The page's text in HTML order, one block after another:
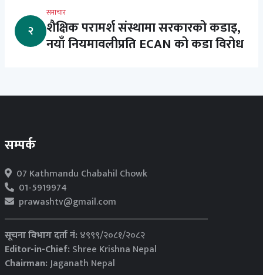
२
समाचार
शैक्षिक परामर्श संस्थामा सरकारको कडाइ,
नयाँ नियमावलीप्रति ECAN को कडा विरोध
सम्पर्क
07 Kathmandu Chabahil Chowk
01-5919974
prawashtv@gmail.com
सूचना विभाग दर्ता नं: ४९९९/२०८१/२०८२
Editor-in-Chief: Shree Krishna Nepal
Chairman:Jaganath Nepal